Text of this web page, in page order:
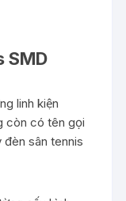
SMD
linh kiện
còn có tên gọi
đèn sân tennis